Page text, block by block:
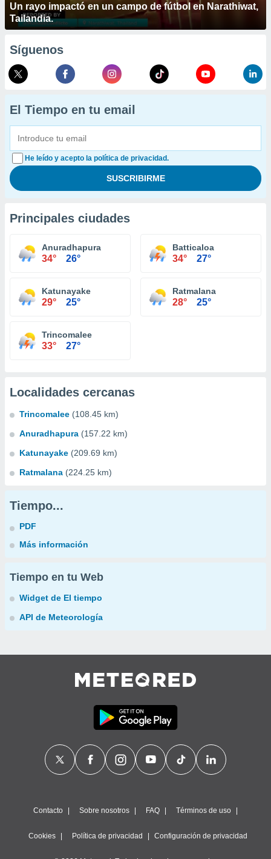
Un rayo impactó en un campo de fútbol en Narathiwat,
Tailandia.
Síguenos
El Tiempo en tu email
He leído y acepto la política de privacidad.
Principales ciudades
Anuradhapura
34° 26°
Batticaloa
34° 27°
Katunayake
29° 25°
Ratmalana
28° 25°
Trincomalee
33° 27°
Localidades cercanas
Trincomalee (108.45 km)
Anuradhapura (157.22 km)
Katunayake (209.69 km)
Ratmalana (224.25 km)
Tiempo...
PDF
Más información
Tiempo en tu Web
Widget de El tiempo
API de Meteorología
Contacto Sobre nosotros FAQ Términos de uso
Cookies Política de privacidad Configuración de privacidad